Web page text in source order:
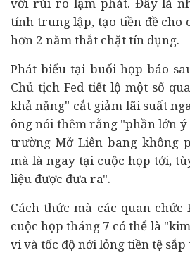
tính trung lập, tạo tiền đề cho
hơn 2 năm thắt chặt tín dụng.
Phát biểu tại buổi họp báo
Chủ tịch Fed tiết lộ một số
khả năng" cắt giảm lãi suất
ông nói thêm rằng "phần lớn
trường Mở Liên bang không
mà là ngay tại cuộc họp tới,
liệu được đưa ra".
Cách thức mà các quan
cuộc họp tháng 7 có thể là
vi và tốc độ nới lỏng tiền tệ sắp